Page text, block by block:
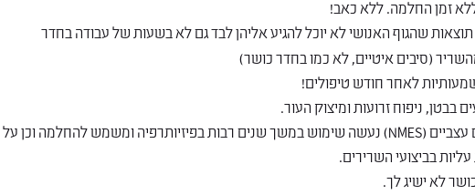
זמן החלמה. ללא כאב!
שהגוף האנושי לא יוכל להגיע אליהן לבד גם לא בשעות של עבודה בחדר
לאחר חודש טיפולים!
בבטן, ניפוח זרועות ומיצוק העור.
מוכח – הגירוי החשמלי של שרירים עצביים (NMES) נעשה שימוש במשך שנים רבות בפיזיותרפיה ומשמש להחלמה וכן על
בביצועי השרירים.
לא ישיג לך.